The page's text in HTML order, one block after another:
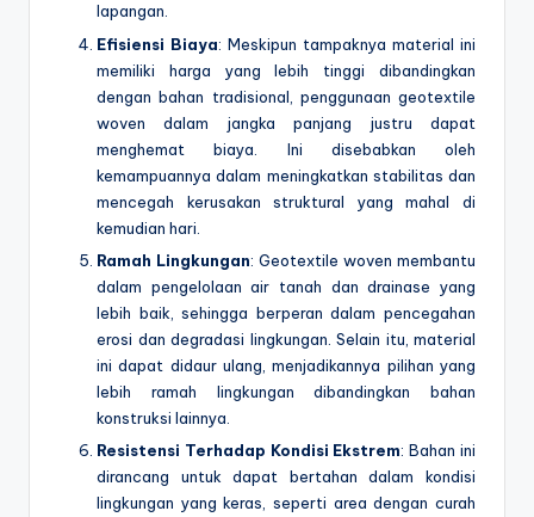
lapangan.
Efisiensi Biaya: Meskipun tampaknya material ini
memiliki harga yang lebih tinggi dibandingkan
dengan bahan tradisional, penggunaan geotextile
woven dalam jangka panjang justru dapat
menghemat biaya. Ini disebabkan oleh
kemampuannya dalam meningkatkan stabilitas dan
mencegah kerusakan struktural yang mahal di
kemudian hari.
Ramah Lingkungan: Geotextile woven membantu
dalam pengelolaan air tanah dan drainase yang
lebih baik, sehingga berperan dalam pencegahan
erosi dan degradasi lingkungan. Selain itu, material
ini dapat didaur ulang, menjadikannya pilihan yang
lebih ramah lingkungan dibandingkan bahan
konstruksi lainnya.
Resistensi Terhadap Kondisi Ekstrem: Bahan ini
dirancang untuk dapat bertahan dalam kondisi
lingkungan yang keras, seperti area dengan curah